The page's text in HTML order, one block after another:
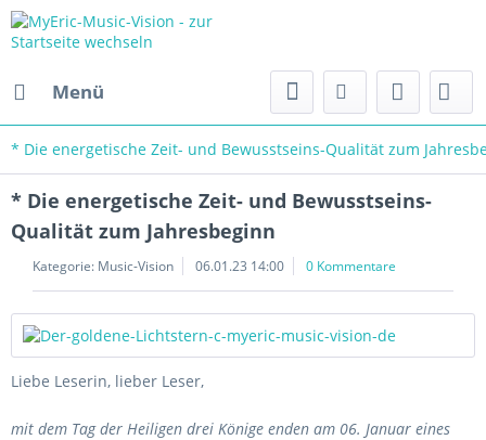
Menü
* Die energetische Zeit- und Bewusstseins-Qualität zum
* Die energetische Zeit- und Bewusstseins-
Qualität zum Jahresbeginn
Kategorie: Music-Vision 06.01.23 14:00 0 Kommentare
Liebe Leserin, lieber Leser,
mit dem Tag der Heiligen drei Könige enden am 06. Januar eines